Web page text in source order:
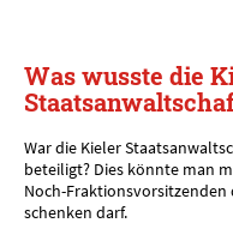
Was wusste die
War die Kieler
beteiligt? Dies könnte man
Noch-Fraktionsvorsitzenden
schenken darf.